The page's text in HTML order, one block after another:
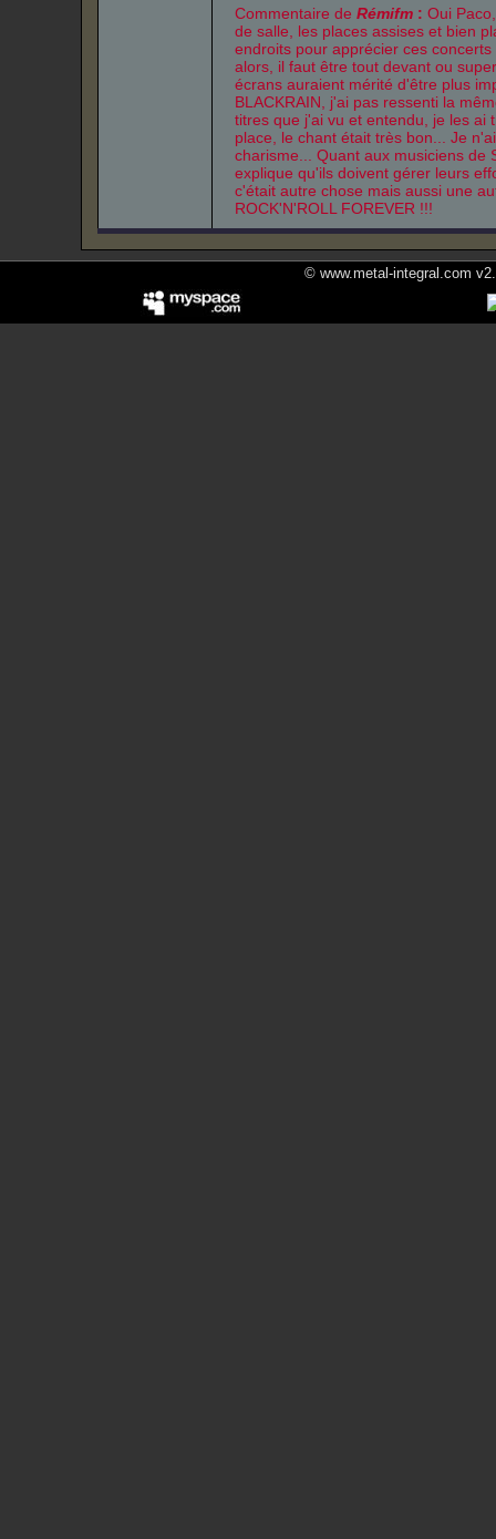
Commentaire de Rémifm : Oui
de salle, les places assises et bien
endroits pour apprécier ces
alors, il faut être tout devant ou
écrans auraient mérité d'être plus
BLACKRAIN, j'ai pas ressenti la
titres que j'ai vu et entendu, je les ai
place, le chant était très bon... Je
charisme... Quant aux musiciens de
explique qu'ils doivent gérer leurs
c'était autre chose mais aussi une
ROCK'N'ROLL FOREVER !!!
© www.metal-integral.com